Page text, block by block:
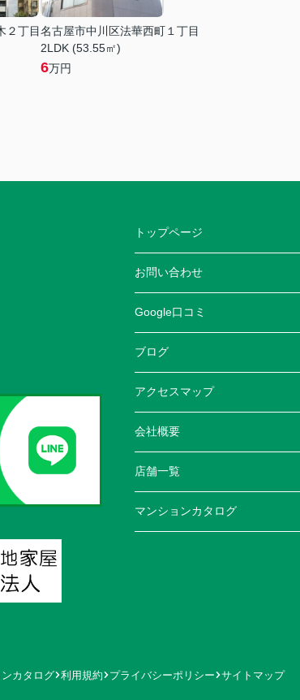
２丁目名古屋市中川区法華西町１丁目
2LDK (53.55㎡)
6万円
トップページ
お問い合わせ
Google口コミ
ブログ
アクセスマップ
会社概要
店舗一覧
マンションカタログ
カタログ 利用規約 プライバシーポリシー サイトマップ